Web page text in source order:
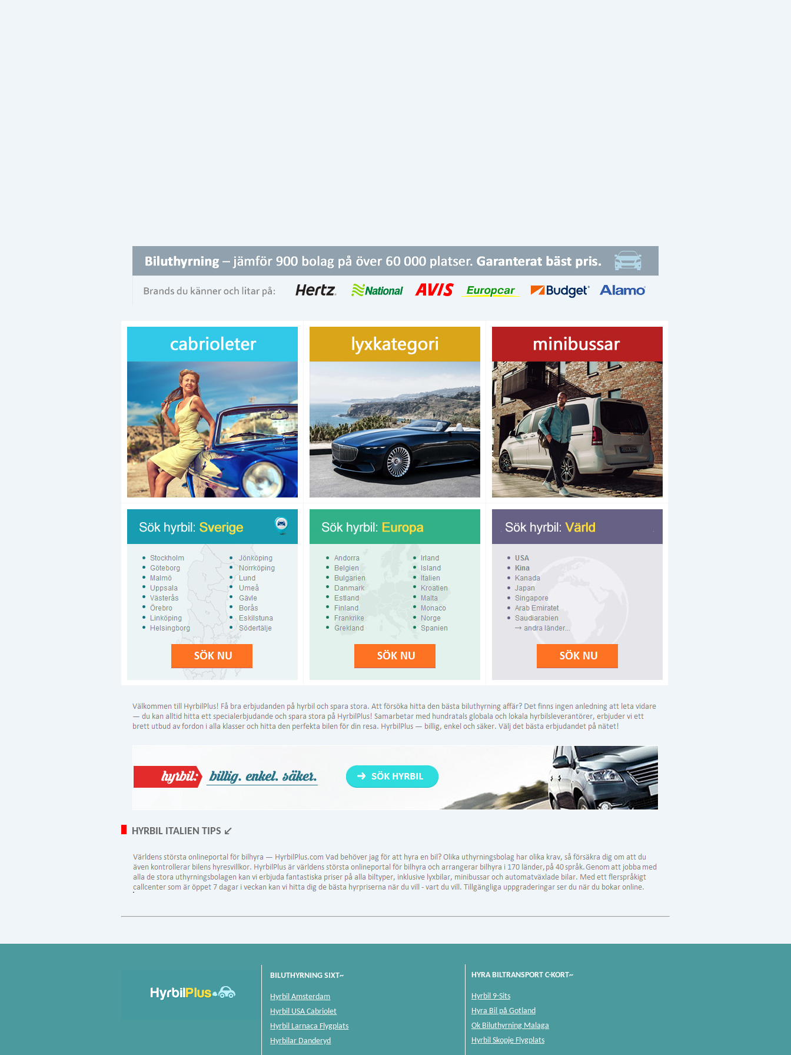
HYRBIL ITALIEN TIPS ↙
BILUTHYRNING SIXT~
Hyrbil Amsterdam
Hyrbil USA Cabriolet
Hyrbil Larnaca Flygplats
Hyrbilar Danderyd
HYRA BILTRANSPORT C-KORT~
Hyrbil 9-Sits
Hyra Bil på Gotland
Ok Biluthyrning Malaga
Hyrbil Skopje Flygplats